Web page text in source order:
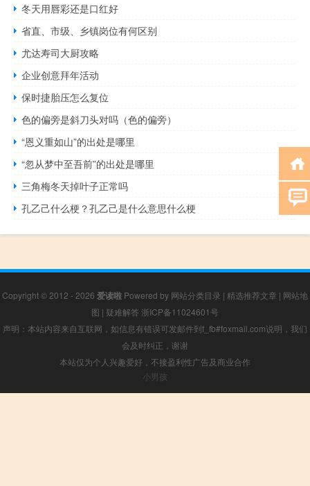
冬天用唇彩还是口红好
省直、市级、乡镇岗位有何区别
尤达寿司大厨攻略
企业创意拜年活动
保时捷胎压怎么复位
色的偏旁是斜刀头对吗（色的偏旁）
“恩义重如山”的出处是哪里
“忽从梦中至吾前”的出处是哪里
三角梅冬天掉叶子正常吗
孔乙己什么梗？孔乙己是什么意思什么梗
Copyright © 2012 - 2026 爱读啦 Powered by 网站分类目录 | 精选推荐文章 | 网站地
图 | 疑难解答 浙ICP备11024601号
声明：本站内容来自互联网，如信息有错误可发邮件到f_fb#foxmail.com说明，我们
会及时纠正，谢谢
本站仅为个人兴趣爱好，不接盈利性广告及商业合作
小男孩